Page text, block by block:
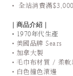
•
全站消費滿
｜商品介紹｜
•1970年代生產
•美國品牌 Sears
•加拿大製
•毛巾布材質 / 柔軟
•白色撞色滾邊